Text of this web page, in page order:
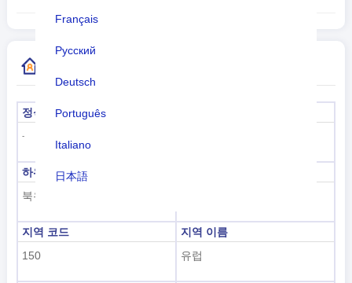
Français
Русский
Deutsch
Português
Italiano
日本語
tiếng Việt
정식 명칭
-
하위 지역 코드
북유럽
지역 코드
150
지역 이름
유럽